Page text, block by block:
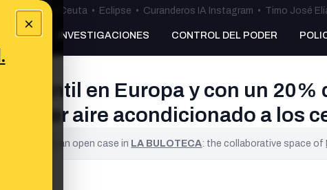
×
•Bulos Ceuta • Eclipse • Curanderos IA Instagram • Timo José
INVESTIGACIONES CONTROL DEL PODER
infantil en Europa y con un
poner aire acondicionado a los
It is an open case in LA BULOTECA: the collaborative space of